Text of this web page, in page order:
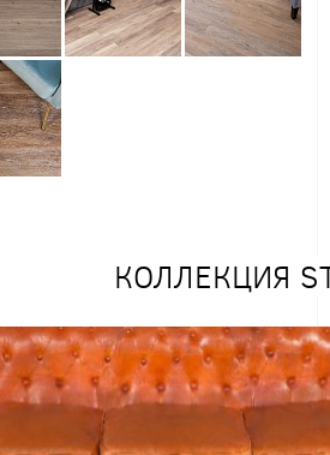
КОЛЛЕКЦИЯ